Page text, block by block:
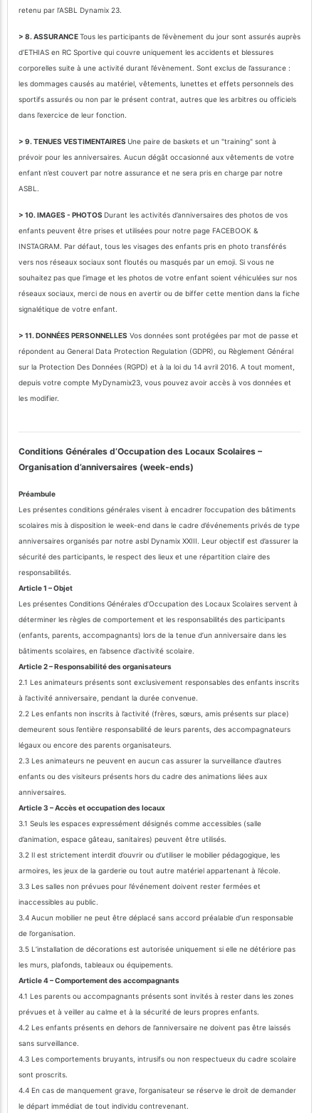
retenu par l’ASBL Dynamix 23.
> 8. ASSURANCETous les participants de l’évènement du jour sont assurés auprès
d’ETHIAS en RC Sportive qui couvre uniquement les accidents et blessures
corporelles suite à une activité durant l’évènement. Sont exclus de l’assurance :
les dommages causés au matériel, vêtements, lunettes et effets personnels des
sportifs assurés ou non par le présent contrat, autres que les arbitres ou officiels
dans l’exercice de leur fonction.
> 9. TENUES VESTIMENTAIRES Une paire de baskets et un "training" sont à
prévoir pour les anniversaires. Aucun dégât occasionné aux vêtements de votre
enfant n’est couvert par notre assurance et ne sera pris en charge par notre
ASBL.
> 10. IMAGES - PHOTOS Durant les activités d’anniversaires des photos de vos
enfants peuvent être prises et utilisées pour notre page FACEBOOK &
INSTAGRAM. Par défaut, tous les visages des enfants pris en photo transférés
vers nos réseaux sociaux sont floutés ou masqués par un emoji. Si vous ne
souhaitez pas que l’image et les photos de votre enfant soient véhiculées sur nos
réseaux sociaux, merci de nous en avertir ou de biffer cette mention dans la fiche
signalétique de votre enfant.
> 11. DONNÉES PERSONNELLES Vos données sont protégées par mot de passe et
répondent au General Data Protection Regulation (GDPR), ou Règlement Général
sur la Protection Des Données (RGPD) et à la loi du 14 avril 2016. A tout moment,
depuis votre compte MyDynamix23, vous pouvez avoir accès à vos données et
les modifier.
Conditions Générales d’Occupation des Locaux Scolaires –
Organisation d’anniversaires (week-ends)
Préambule
Les présentes conditions générales visent à encadrer l’occupation des bâtiments
scolaires mis à disposition le week-end dans le cadre d’événements privés de type
anniversaires organisés par notre asbl Dynamix XXIII. Leur objectif est d’assurer la
sécurité des participants, le respect des lieux et une répartition claire des
responsabilités.
Article 1 – Objet
Les présentes Conditions Générales d’Occupation des Locaux Scolaires servent à
déterminer les règles de comportement et les responsabilités des participants
(enfants, parents, accompagnants) lors de la tenue d’un anniversaire dans les
bâtiments scolaires, en l’absence d’activité scolaire.
Article 2 – Responsabilité des organisateurs
2.1 Les animateurs présents sont exclusivement responsables des enfants inscrits
à l’activité anniversaire, pendant la durée convenue.
2.2 Les enfants non inscrits à l’activité (frères, sœurs, amis présents sur place)
demeurent sous l’entière responsabilité de leurs parents, des accompagnateurs
légaux ou encore des parents organisateurs.
2.3 Les animateurs ne peuvent en aucun cas assurer la surveillance d’autres
enfants ou des visiteurs présents hors du cadre des animations liées aux
anniversaires.
Article 3 – Accès et occupation des locaux
3.1 Seuls les espaces expressément désignés comme accessibles (salle
d’animation, espace gâteau, sanitaires) peuvent être utilisés.
3.2 Il est strictement interdit d’ouvrir ou d’utiliser le mobilier pédagogique, les
armoires, les jeux de la garderie ou tout autre matériel appartenant à l’école.
3.3 Les salles non prévues pour l’événement doivent rester fermées et
inaccessibles au public.
3.4 Aucun mobilier ne peut être déplacé sans accord préalable d’un responsable
de l’organisation.
3.5 L’installation de décorations est autorisée uniquement si elle ne détériore pas
les murs, plafonds, tableaux ou équipements.
Article 4 – Comportement des accompagnants
4.1 Les parents ou accompagnants présents sont invités à rester dans les zones
prévues et à veiller au calme et à la sécurité de leurs propres enfants.
4.2 Les enfants présents en dehors de l’anniversaire ne doivent pas être laissés
sans surveillance.
4.3 Les comportements bruyants, intrusifs ou non respectueux du cadre scolaire
sont proscrits.
4.4 En cas de manquement grave, l’organisateur se réserve le droit de demander
le départ immédiat de tout individu contrevenant.